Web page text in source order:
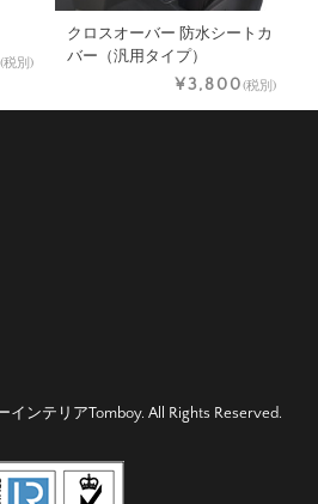
(税別)
クロスオーバー 防水シートカ
バー（汎用タイプ）
¥3,800(税別)
ンテリアTomboy. All Rights Reserved.